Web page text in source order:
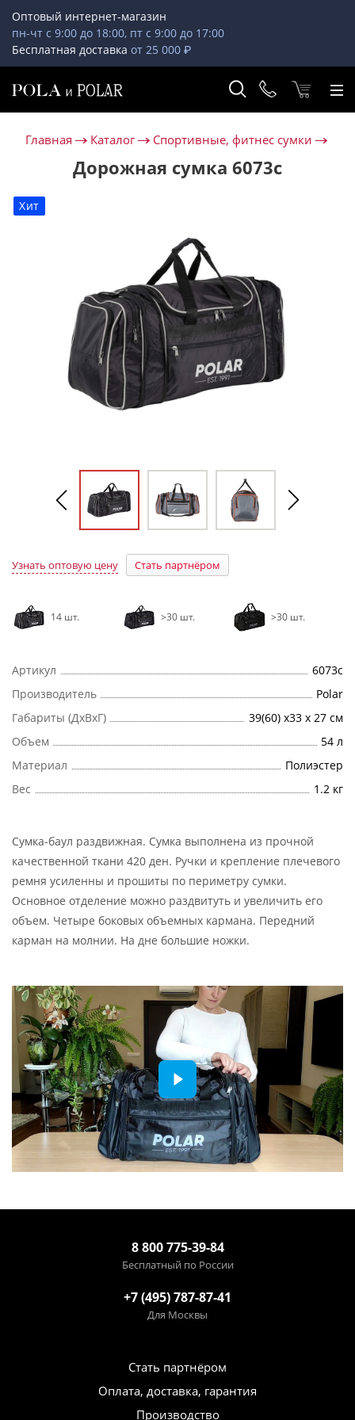
Оптовый интернет-магазин
пн-чт с 9:00 до 18:00, пт с 9:00 до 17:00
Бесплатная доставка от 25 000 ₽
Главная Каталог Спортивные, фитнес сумки
Дорожная сумка 6073с
Хит
Узнать оптовую цену Стать партнёром
14 шт. >30 шт. >30 шт.
Артикул
6073с
Производитель
Polar
Габариты (ДхВхГ)
39(60) x33 x 27 см
Объем
54 л
Материал
Полиэстер
Вес
1.2 кг
Сумка-баул раздвижная. Сумка выполнена из прочной
качественной ткани 420 ден. Ручки и крепление плечевого
ремня усиленны и прошиты по периметру сумки.
Основное отделение можно раздвитуть и увеличить его
объем. Четыре боковых объемных кармана. Передний
карман на молнии. На дне большие ножки.
8 800 775-39-84
Бесплатный по России
+7 (495) 787-87-41
Для Москвы
Стать партнёром
Оплата, доставка, гарантия
Производство